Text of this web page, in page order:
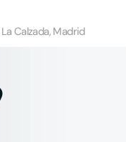
Calzada, Madrid